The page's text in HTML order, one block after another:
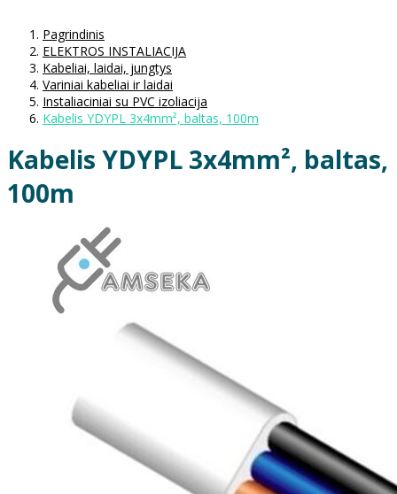
Pagrindinis
ELEKTROS INSTALIACIJA
Kabeliai, laidai, jungtys
Variniai kabeliai ir laidai
Instaliaciniai su PVC izoliacija
Kabelis YDYPL 3x4mm², baltas, 100m
Kabelis YDYPL 3x4mm², baltas,
100m